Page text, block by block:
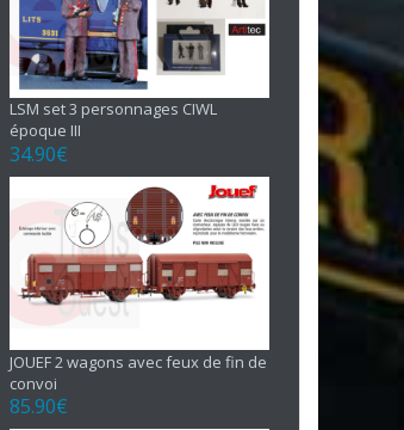
LSM set 3 personnages CIWL
époque III
34.90€
JOUEF 2 wagons avec feux de fin de
convoi
85.90€